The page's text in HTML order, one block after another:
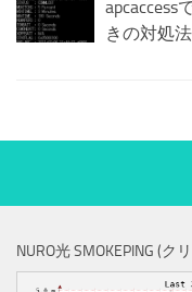
apcaccess
きの対処
NURO光 SMOKEPING (ク